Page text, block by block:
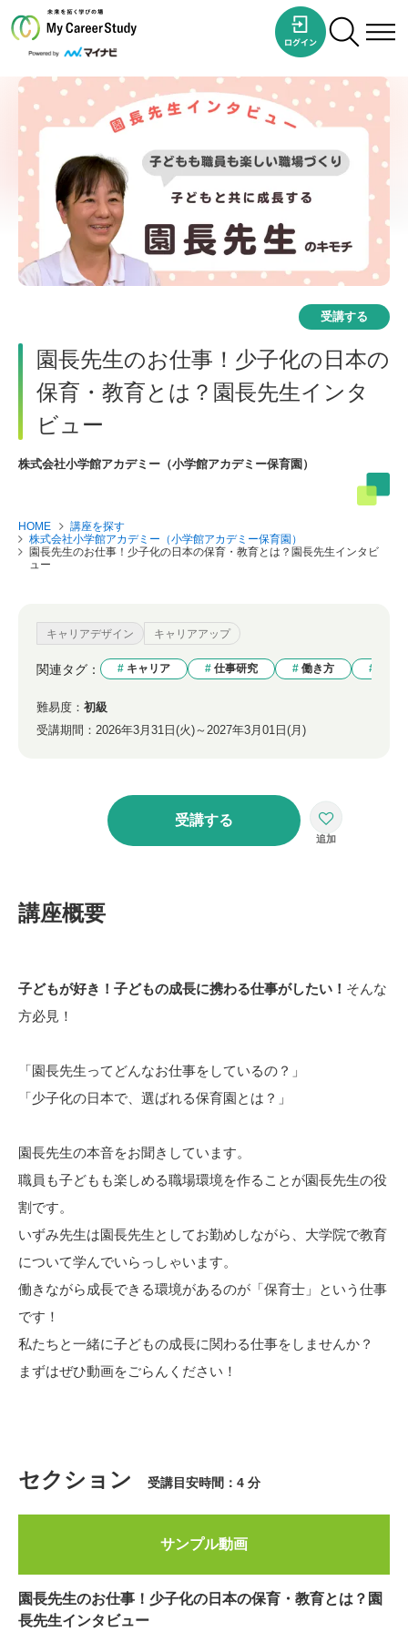
受講する
園長先生のお仕事！少子化の日本の
保育・教育とは？園長先生インタ
ビュー
株式会社小学館アカデミー（小学館アカデミー保育園）
HOME
講座を探す
株式会社小学館アカデミー（小学館アカデミー保育園）
園長先生のお仕事！少子化の日本の保育・教育とは？園長先生インタビ
ュー
キャリアデザイン キャリアアップ
関連タグ： キャリア 仕事研究 働き方
難易度： 初級
受講期間： 2026年3月31日(火)～2027年3月01日(月)
受講する
講座概要
子どもが好き！子どもの成長に携わる仕事がしたい！ そんな
方必見！
「園長先生ってどんなお仕事をしているの？」
「少子化の日本で、選ばれる保育園とは？」
園長先生の本音をお聞きしています。
職員も子どもも楽しめる職場環境を作ることが園長先生の役
割です。
いずみ先生は園長先生としてお勤めしながら、大学院で教育
について学んでいらっしゃいます。
働きながら成長できる環境があるのが「保育士」という仕事
です！
私たちと一緒に子どもの成長に関わる仕事をしませんか？
まずはぜひ動画をごらんください！
セクション 受講目安時間：4 分
サンプル動画
園長先生のお仕事！少子化の日本の保育・教育とは？園
長先生インタビュー